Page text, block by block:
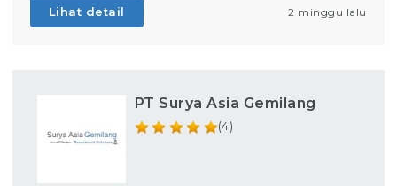
Lihat detail 2 minggu lalu
PT Surya Asia Gemilang
(4)